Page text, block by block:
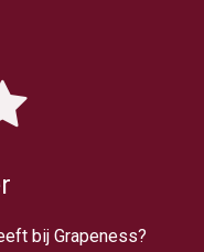
bij Grapeness?